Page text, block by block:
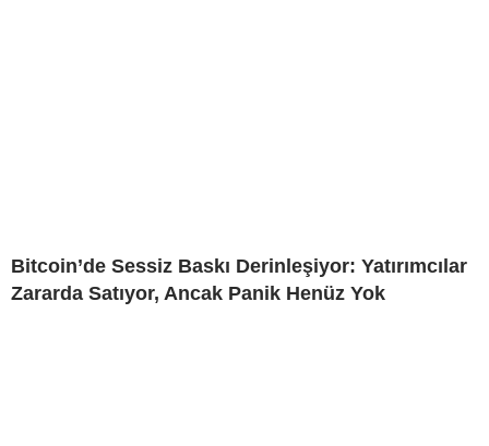
Bitcoin’de Sessiz Baskı Derinleşiyor: Yatırımcılar
Zararda Satıyor, Ancak Panik Henüz Yok